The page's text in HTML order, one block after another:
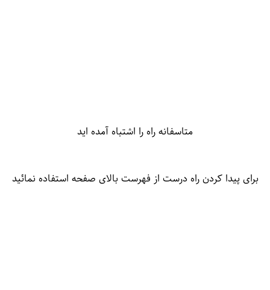
متاسفانه راه را اشتباه آمده اید
برای پیدا کردن راه درست از فهرست بالای صفحه استفاده نمائید